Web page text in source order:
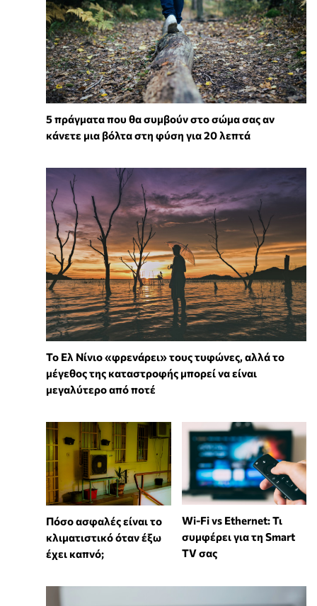
5 πράγματα που θα συμβούν στο σώμα σας αν
κάνετε μια βόλτα στη φύση για 20 λεπτά
Το Ελ Νίνιο «φρενάρει» τους τυφώνες, αλλά το
μέγεθος της καταστροφής μπορεί να είναι
μεγαλύτερο από ποτέ
Πόσο ασφαλές είναι το
κλιματιστικό όταν έξω
έχει καπνό;
Wi-Fi vs Ethernet: Τι
συμφέρει για τη Smart
TV σας